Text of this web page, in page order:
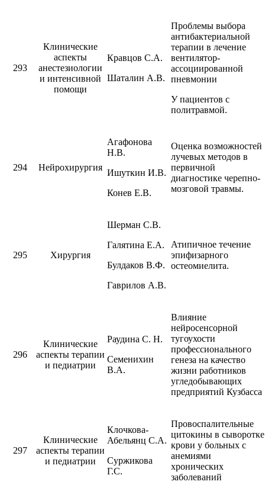
293
Клинические
аспекты
анестезиологии
и интенсивной
помощи
Кравцов С.А.
Шаталин А.В.
Проблемы выбора
антибактериальной
терапии в лечение
вентилятор-
ассоциированной
пневмонии
У пациентов с
политравмой.
294 Нейрохирургия
Агафонова
Н.В.
Ишуткин И.В.
Конев Е.В.
Оценка возможностей
лучевых методов в
первичной
диагностике черепно-
мозговой травмы.
295 Хирургия
Шерман С.В.
Галятина Е.А.
Булдаков В.Ф.
Гаврилов А.В.
Атипичное течение
эпифизарного
остеомиелита.
296
Клинические
аспекты терапии
и педиатрии
Раудина С. Н.
Семенихин
В.А.
Влияние
нейросенсорной
тугоухости
профессионального
генеза на качество
жизни работников
угледобывающих
предприятий Кузбасса
297
Клинические
аспекты терапии
и педиатрии
Клочкова-
Абельянц С.А.
Суржикова
Г.С.
Провоспалительные
цитокины в сыворотке
крови у больных с
анемиями
хронических
заболеваний